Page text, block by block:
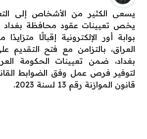
يسعى الكثير من الأشخاص إلى
بوابة أور الإلكترونية إقبالًا
العراق، بالتزامن مع فتح التقديم
بغداد، ضمن تعيينات الحكومة
لتوفير فرص عمل وفق الضوابط
قانون الموازنة رقم 13 لسنة 2023.